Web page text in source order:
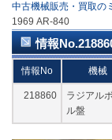
中古機械販売・買取の
1969 AR-840
情報
情報No 機械
218860
ラジアル
ル盤